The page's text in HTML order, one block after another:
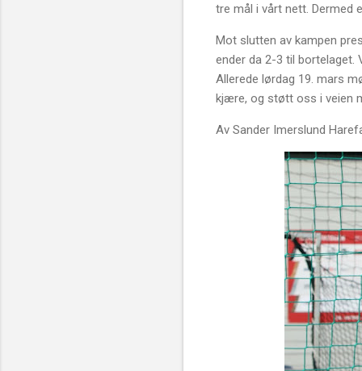
tre mål i vårt nett. Dermed
Mot slutten av kampen
ender da 2-3 til bortelaget.
Allerede lørdag 19. mars
kjære, og støtt oss i veien
Av Sander Imerslund